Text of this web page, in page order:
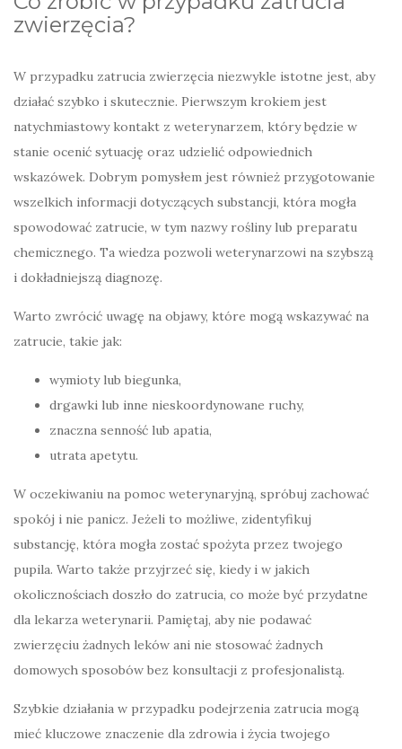
zwierzęcia?
W przypadku zatrucia zwierzęcia niezwykle istotne jest, aby
działać szybko i skutecznie. Pierwszym krokiem jest
natychmiastowy kontakt z weterynarzem, który będzie w
stanie ocenić sytuację oraz udzielić odpowiednich
wskazówek. Dobrym pomysłem jest również przygotowanie
wszelkich informacji dotyczących substancji, która mogła
spowodować zatrucie, w tym nazwy rośliny lub preparatu
chemicznego. Ta wiedza pozwoli weterynarzowi na szybszą
i dokładniejszą diagnozę.
Warto zwrócić uwagę na objawy, które mogą wskazywać na
zatrucie, takie jak:
wymioty lub biegunka,
drgawki lub inne nieskoordynowane ruchy,
znaczna senność lub apatia,
utrata apetytu.
W oczekiwaniu na pomoc weterynaryjną, spróbuj zachować
spokój i nie panicz. Jeżeli to możliwe, zidentyfikuj
substancję, która mogła zostać spożyta przez twojego
pupila. Warto także przyjrzeć się, kiedy i w jakich
okolicznościach doszło do zatrucia, co może być przydatne
dla lekarza weterynarii. Pamiętaj, aby nie podawać
zwierzęciu żadnych leków ani nie stosować żadnych
domowych sposobów bez konsultacji z profesjonalistą.
Szybkie działania w przypadku podejrzenia zatrucia mogą
mieć kluczowe znaczenie dla zdrowia i życia twojego